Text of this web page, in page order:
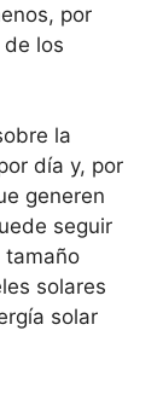
por
los
la
día y, por
generen
seguir
tamaño
solares
solar